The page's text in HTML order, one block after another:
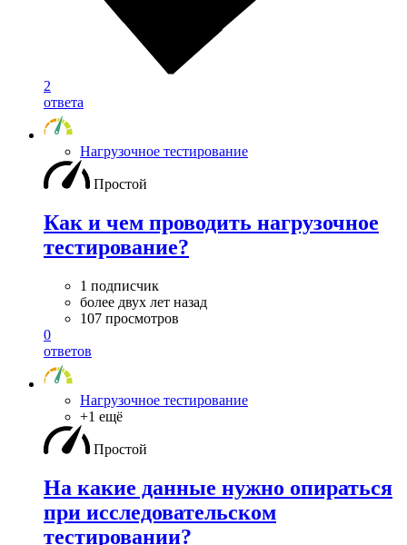
2
ответа
Нагрузочное тестирование
Простой
Как и чем проводить нагрузочное
тестирование?
1 подписчик
более двух лет назад
107 просмотров
0
ответов
Нагрузочное тестирование
+1 ещё
Простой
На какие данные нужно опираться
при исследовательском
тестировании?